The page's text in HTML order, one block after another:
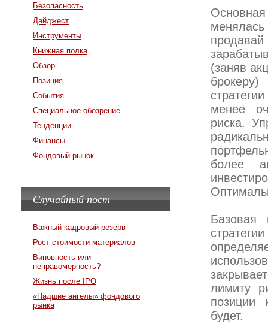
Основная
(заняв
менее
риска.
более
Базовая
лимиту
позиции
будет.
Безопасность
Дайджест
Инструменты
Книжная полка
Обзор
Позиция
События
Специальное обозрение
Тенденции
Финансы
Фондовый рынок
Случайный пост
Важный кадровый резерв
Рост стоимости материалов
Виновность или
неправомерность?
Жизнь после IPO
«Падшие ангелы» фондового
рынка